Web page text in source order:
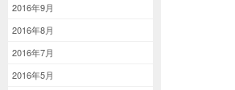
2016年9月
2016年8月
2016年7月
2016年5月